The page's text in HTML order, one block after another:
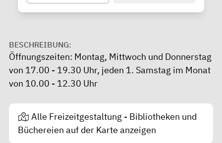
BESCHREIBUNG:
Öffnungszeiten: Montag, Mittwoch und Donnerstag
von 17.00 - 19.30 Uhr, jeden 1. Samstag im Monat
von 10.00 - 12.30 Uhr
Alle Freizeitgestaltung - Bibliotheken und
Büchereien auf der Karte anzeigen